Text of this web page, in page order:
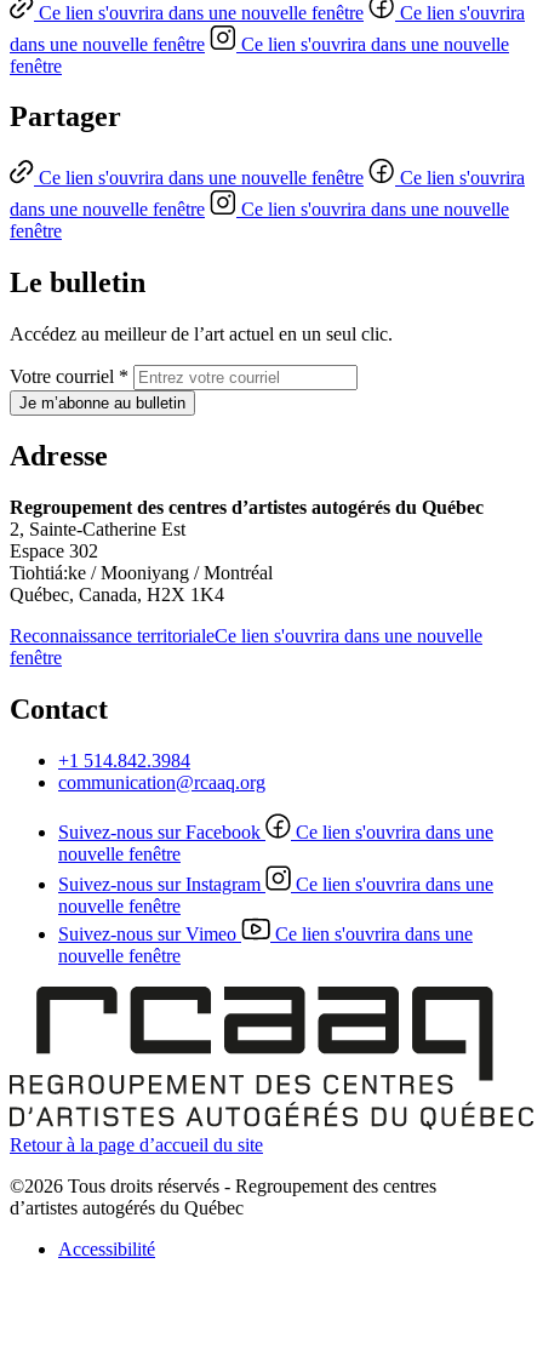
Ce lien s'ouvrira dans une nouvelle fenêtre
Ce lien s'ouvrira
dans une nouvelle fenêtre
Ce lien s'ouvrira dans une nouvelle
fenêtre
Partager
Ce lien s'ouvrira dans une nouvelle fenêtre
Ce lien s'ouvrira
dans une nouvelle fenêtre
Ce lien s'ouvrira dans une nouvelle
fenêtre
Le bulletin
Accédez au meilleur de l’art actuel en un seul clic.
Votre courriel *
Je m’abonne au bulletin
Adresse
Regroupement des centres d’artistes autogérés du Québec
2, Sainte-Catherine Est
Espace 302
Tiohtiá:ke / Mooniyang / Montréal
Québec, Canada, H2X 1K4
Reconnaissance territorialeCe lien s'ouvrira dans une nouvelle
fenêtre
Contact
+1 514.842.3984
communication@rcaaq.org
Suivez-nous sur Facebook
Ce lien s'ouvrira dans une
nouvelle fenêtre
Suivez-nous sur Instagram
Ce lien s'ouvrira dans une
nouvelle fenêtre
Suivez-nous sur Vimeo
Ce lien s'ouvrira dans une
nouvelle fenêtre
Retour à la page d’accueil du site
©2026 Tous droits réservés - Regroupement des centres
d’artistes autogérés du Québec
Accessibilité